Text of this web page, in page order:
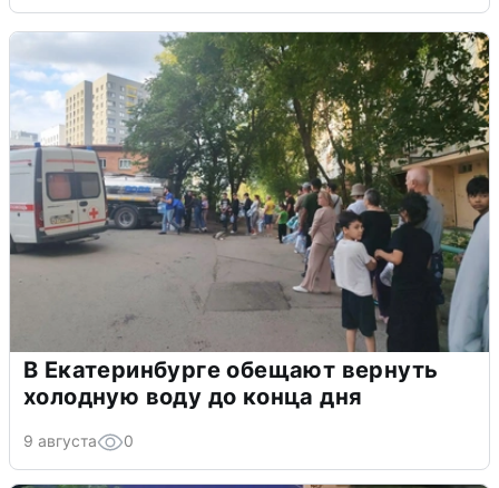
В Екатеринбурге обещают вернуть
холодную воду до конца дня
9 августа 0